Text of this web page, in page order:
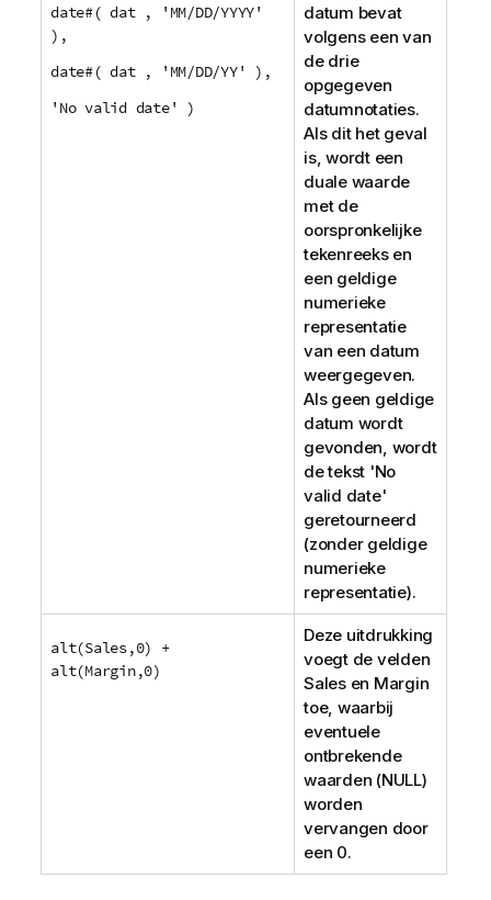
date#( dat , 'MM/DD/YYYY'
),
date#( dat , 'MM/DD/YY' ),
'No valid date' )
datum bevat
volgens een van
de drie
opgegeven
datumnotaties.
Als dit het geval
is, wordt een
duale waarde
met de
oorspronkelijke
tekenreeks en
een geldige
numerieke
representatie
van een datum
weergegeven.
Als geen geldige
datum wordt
gevonden, wordt
de tekst 'No
valid date'
geretourneerd
(zonder geldige
numerieke
representatie).
alt(Sales,0) +
alt(Margin,0)
Deze uitdrukking
voegt de velden
Salesen Margin
toe, waarbij
eventuele
ontbrekende
waarden (NULL)
worden
vervangen door
een 0.